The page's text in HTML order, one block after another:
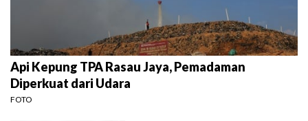
Api Kepung TPA Rasau Jaya, Pemadaman
Diperkuat dari Udara
FOTO